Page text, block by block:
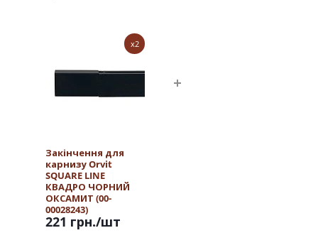
x2
Закінчення для
карнизу Orvit
SQUARE LINE
КВАДРО ЧОРНИЙ
ОКСАМИТ (00-
00028243)
221 грн./шт